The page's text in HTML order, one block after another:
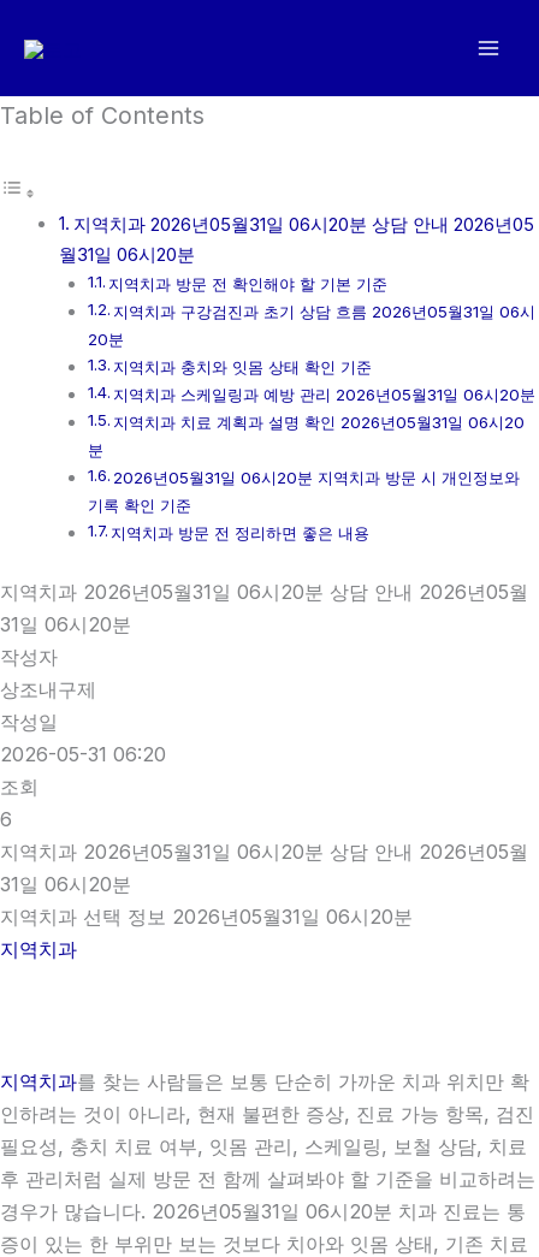
로
너
Table of Contents
지역치과 2026년05월31일 06시20분 상담 안내 2026년05
월31일 06시20분
지역치과 방문 전 확인해야 할 기본 기준
지역치과 구강검진과 초기 상담 흐름 2026년05월31일 06시
20분
지역치과 충치와 잇몸 상태 확인 기준
지역치과 스케일링과 예방 관리 2026년05월31일 06시20분
지역치과 치료 계획과 설명 확인 2026년05월31일 06시20
분
2026년05월31일 06시20분 지역치과 방문 시 개인정보와
기록 확인 기준
지역치과 방문 전 정리하면 좋은 내용
지역치과 2026년05월31일 06시20분 상담 안내 2026년05월
31일 06시20분
작성자
상조내구제
작성일
2026-05-31 06:20
조회
6
지역치과 2026년05월31일 06시20분 상담 안내 2026년05월
31일 06시20분
지역치과 선택 정보 2026년05월31일 06시20분
지역치과
지역치과를 찾는 사람들은 보통 단순히 가까운 치과 위치만 확
인하려는 것이 아니라, 현재 불편한 증상, 진료 가능 항목, 검진
필요성, 충치 치료 여부, 잇몸 관리, 스케일링, 보철 상담, 치료
후 관리처럼 실제 방문 전 함께 살펴봐야 할 기준을 비교하려는
경우가 많습니다. 2026년05월31일 06시20분 치과 진료는 통
증이 있는 한 부위만 보는 것보다 치아와 잇몸 상태, 기존 치료